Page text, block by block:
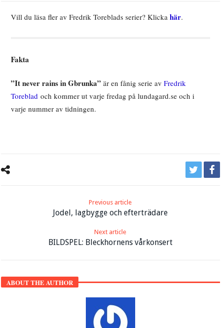
Vill du läsa fler av Fredrik Toreblads serier? Klickahär.
Fakta
”It never rains in Gbrunka” är en fånig serie avFredrik
Toreblad och kommer ut varje fredag på lundagard.se och i
varje nummer av tidningen.
Previous article
Jodel, lagbygge och efterträdare
Next article
BILDSPEL: Bleckhornens vårkonsert
ABOUT THE AUTHOR